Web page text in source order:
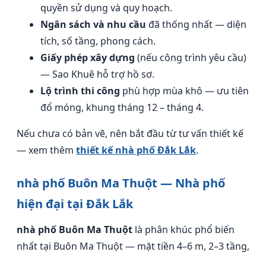
quyền sử dụng và quy hoạch.
Ngân sách và nhu cầu đã thống nhất — diện
tích, số tầng, phong cách.
Giấy phép xây dựng (nếu công trình yêu cầu)
— Sao Khuê hỗ trợ hồ sơ.
Lộ trình thi công phù hợp mùa khô — ưu tiên
đổ móng, khung tháng 12 – tháng 4.
Nếu chưa có bản vẽ, nên bắt đầu từ tư vấn thiết kế
— xem thêm thiết kế nhà phố Đắk Lắk.
nhà phố Buôn Ma Thuột — Nhà phố
hiện đại tại Đắk Lắk
nhà phố Buôn Ma Thuột là phân khúc phổ biến
nhất tại Buôn Ma Thuột — mặt tiền 4–6 m, 2–3 tầng,